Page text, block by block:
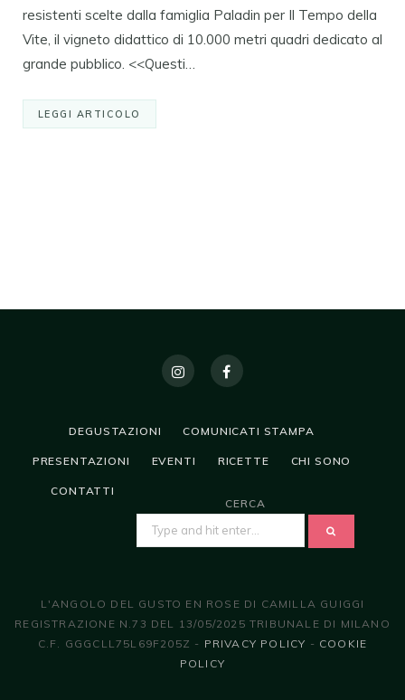
resistenti scelte dalla famiglia Paladin per Il Tempo della
Vite, il vigneto didattico di 10.000 metri quadri dedicato al
grande pubblico. <<Questi…
LEGGI ARTICOLO
DEGUSTAZIONI COMUNICATI STAMPA
PRESENTAZIONI EVENTI RICETTE CHI SONO
CONTATTI
CERCA
L'ANGOLO DEL GUSTO EN ROSE DI CAMILLA GUIGGI
REGISTRAZIONE N.73 DEL 13/05/2025 TRIBUNALE DI MILANO
C.F. GGGCLL75L69F205Z - PRIVACY POLICY - COOKIE
POLICY